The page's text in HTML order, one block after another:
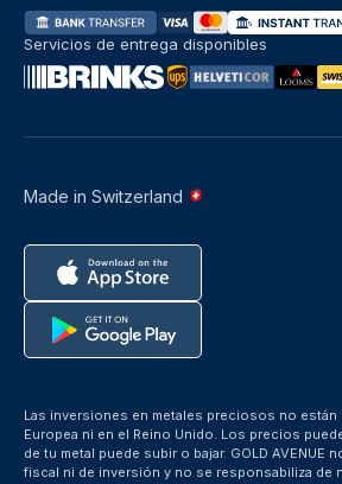
Made in Switzerland
Servicios de entrega disponibles
Las inversiones en metales preciosos no están
Europea ni en el Reino Unido. Los precios
de tu metal puede subir o bajar. GOLD AVENUE
fiscal ni de inversión y no se responsabiliza de